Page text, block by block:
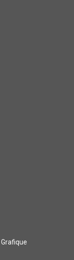
Grafique